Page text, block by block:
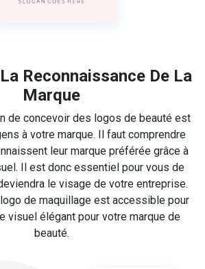
Reconnaissance De La
Marque
de concevoir des logos de beauté est
à votre marque. Il faut comprendre
leur marque préférée grâce à
Il est donc essentiel pour vous de
le visage de votre entreprise.
de maquillage est accessible pour
visuel élégant pour votre marque de
beauté.